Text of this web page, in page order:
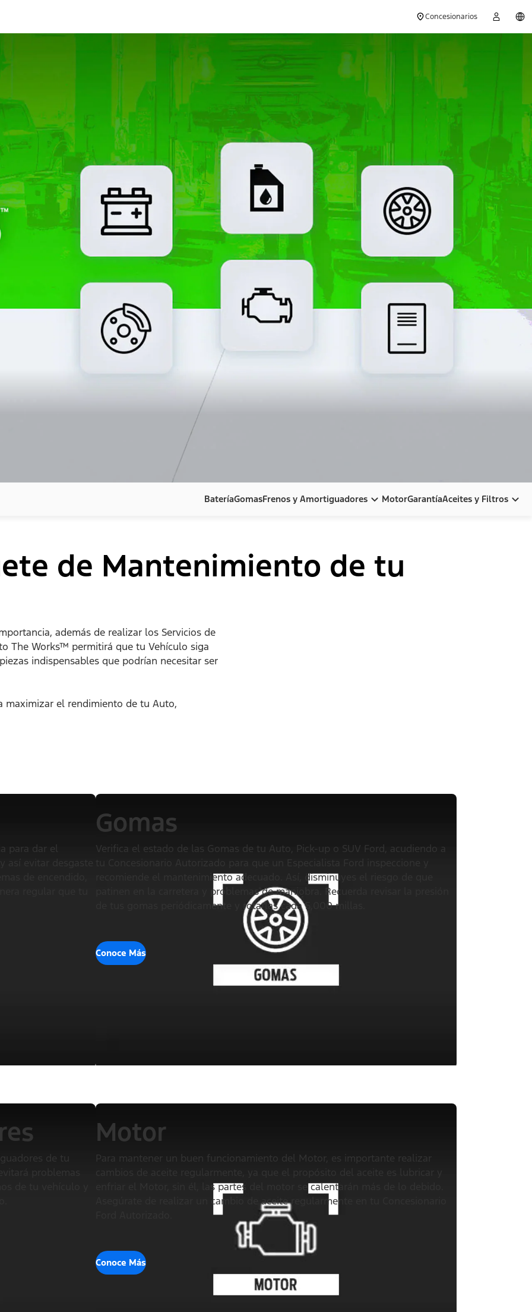
Concesionarios
BateríaGomasFrenos y Amortiguadores
Amortiguadores
MotorGarantíaAceites y Filtros
de Mantenimiento de tu
además de realizar los Servicios de
The Works™ permitirá que tu Vehículo siga
indispensables que podrían necesitar ser
maximizar el rendimiento de tu Auto,
para dar el
de encendido,
regular que tu
Gomas
Verifica el estado de las Gomas de tu Auto, Pick-up o SUV Ford, acudiendo a
recomiende el mantenimiento adecuado. Así, disminuyes el riesgo de que
patinen en la carretera y problemas de maniobra. Recuerda revisar la presión
de tus gomas periódicamente y rotarlas cada 5,000 millas.
Conoce Más
de tu
de tu vehículo y
Motor
Para mantener un buen funcionamiento del Motor, es importante realizar
enfriar el Motor, sin él, las partes del motor se calentarán más de lo debido.
Asegúrate de realizar un cambio de aceite regularmente en tu Concesionario
Conoce Más